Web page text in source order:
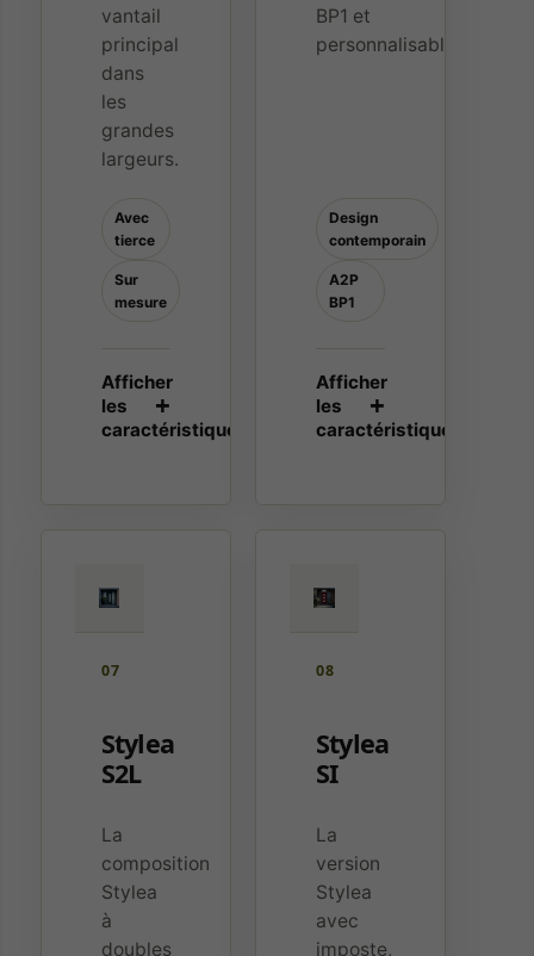
vantail
principal
dans
les
grandes
largeurs.
Avec
tierce
Sur
mesure
BP1 et
personnalisable.
Design
contemporain
A2P
BP1
07
Stylea
S2L
La
composition
Stylea
à
doubles
08
Stylea
SI
La
version
Stylea
avec
imposte,